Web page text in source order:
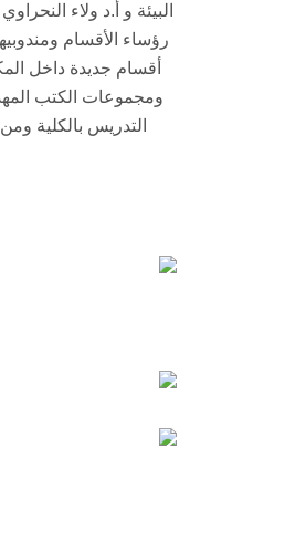
البيئة و أ.د ولاء
رؤساء الأقسام
أقسام جديدة داخل
ومجموعات الكتب